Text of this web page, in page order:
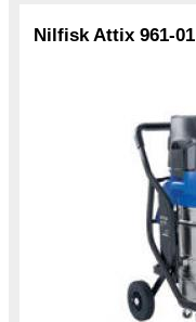
Nilfisk Attix 961-01